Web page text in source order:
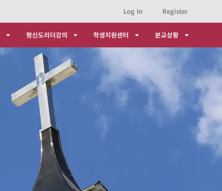
Log In Register
평신도리더강의 학생지원센터 분교상황